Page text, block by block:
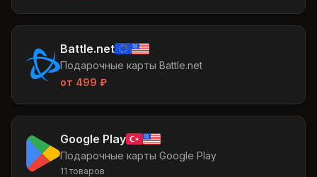
Battle.net
Подарочные карты Battle.net
от 499 ₽
Google Play
Подарочные карты Google Play
11 товаров